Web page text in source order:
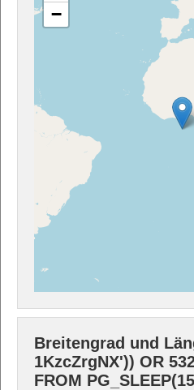
−
Breitengrad und
1KzcZrgNX')) OR
FROM